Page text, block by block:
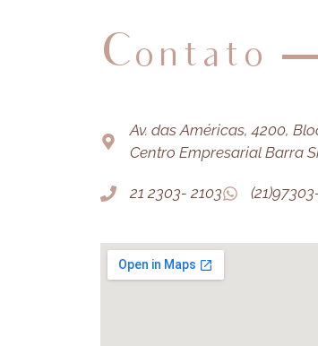
Contato
Av. das Américas, 4200,
Centro Empresarial Barra
21 2303- 2103